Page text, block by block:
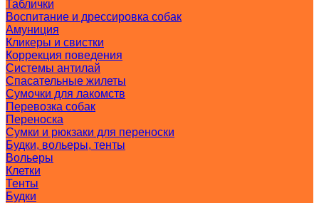
Таблички
Воспитание и дрессировка собак
Амуниция
Кликеры и свистки
Коррекция поведения
Системы антилай
Спасательные жилеты
Сумочки для лакомств
Перевозка собак
Переноска
Сумки и рюкзаки для переноски
Будки, вольеры, тенты
Вольеры
Клетки
Тенты
Будки